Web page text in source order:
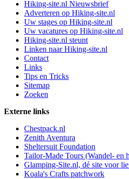
Hiking-site.nl Nieuwsbrief
Adverteren op Hiking-site.nl
Uw stages op Hiking-site.nl
Uw vacatures op Hiking-site.nl
Hiking-site.nl steunt
Linken naar Hiking-site.nl
Contact
Links
Tips en Tricks
Sitemap
Zoeken
Externe links
Chestpack.nl
Zenith Aventura
Sheltersuit Foundation
Tailor-Made Tours (Wandel- en
Glamping-Site.nl, dé site voor
Koala's Crafts patchwork